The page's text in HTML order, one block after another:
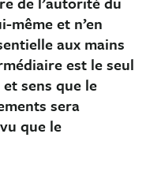
même et n’en
aux mains
est le seul
sens que le
sera
que le